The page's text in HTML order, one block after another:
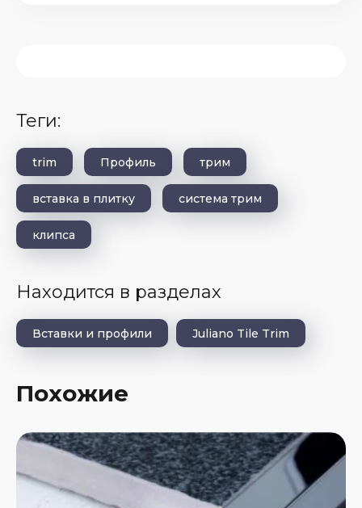
теги:
trim Профиль трим
вставка в плитку система трим
клипса
Находится в разделах
Вставки и профили Juliano Tile Trim
Похожие